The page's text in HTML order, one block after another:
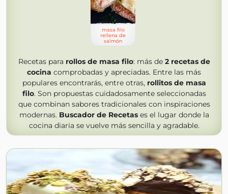
masa filo
rellena de
salmón
Recetas para rollos de masa filo: más de 2 recetas de
cocina comprobadas y apreciadas. Entre las más
populares encontrarás, entre otras, rollitos de masa
filo. Son propuestas cuidadosamente seleccionadas
que combinan sabores tradicionales con inspiraciones
modernas. Buscador de Recetases el lugar donde la
cocina diaria se vuelve más sencilla y agradable.